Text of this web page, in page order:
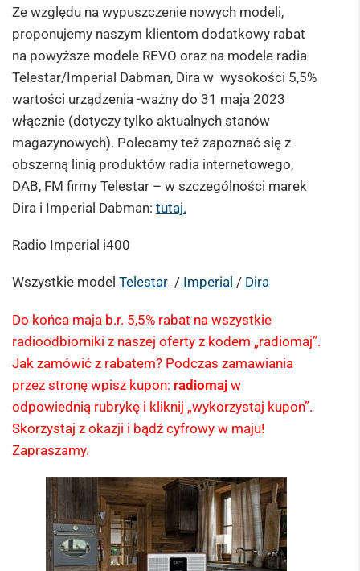
Ze względu na wypuszczenie nowych modeli,
proponujemy naszym klientom dodatkowy rabat
na powyższe modele REVO oraz na modele radia
Telestar/Imperial Dabman, Dira w wysokości 5,5%
wartości urządzenia -ważny do 31 maja 2023
włącznie (dotyczy tylko aktualnych stanów
magazynowych). Polecamy też zapoznać się z
obszerną linią produktów radia internetowego,
DAB, FM firmy Telestar – w szczególności marek
Dira i Imperial Dabman: tutaj.
Radio Imperial i400
Wszystkie model Telestar / Imperial / Dira
Do końca maja b.r. 5,5% rabat na wszystkie
radioodbiorniki z naszej oferty z kodem „radiomaj”.
Jak zamówić z rabatem? Podczas zamawiania
przez stronę wpisz kupon: radiomaj w
odpowiednią rubrykę i kliknij „wykorzystaj kupon”.
Skorzystaj z okazji i bądź cyfrowy w maju!
Zapraszamy.